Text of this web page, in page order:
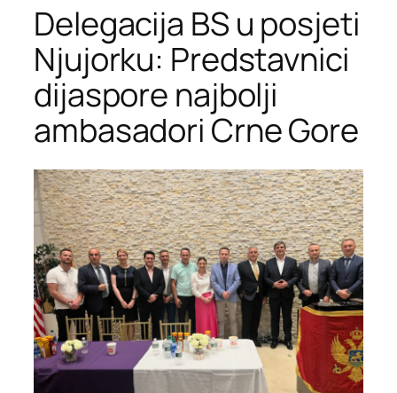
Delegacija BS u posjeti
Njujorku: Predstavnici
dijaspore najbolji
ambasadori Crne Gore